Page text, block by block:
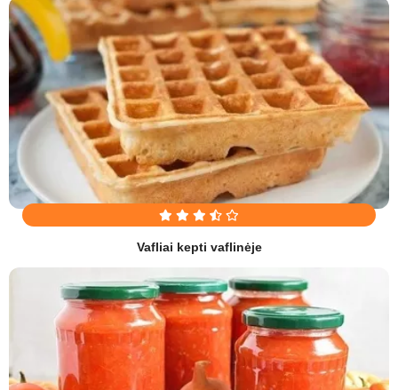
Vafliai kepti vaflinėje